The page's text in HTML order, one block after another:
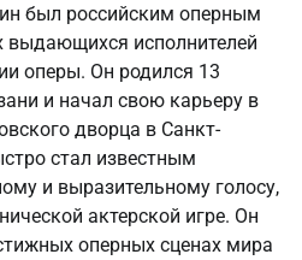
был российским оперным
исполнителей
оперы. Он родился 13
и начал свою карьеру в
дворца в Санкт-
стал известным
и выразительному голосу,
актерской игре. Он
оперных сценах мира